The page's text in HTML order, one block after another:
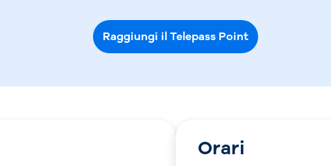
Raggiungi il Telepass Point
Orari